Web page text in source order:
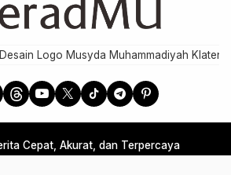
Logo Musyda Muhammadiyah Klaten
Cepat, Akurat, dan Terpercaya